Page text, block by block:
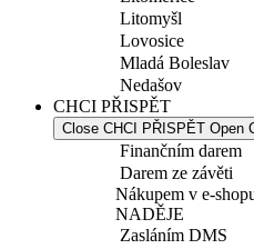
Litomyšl
Lovosice
Mladá Boleslav
Nedašov
CHCI PŘISPĚT
Close CHCI PŘISPĚT Open
Finančním darem
Darem ze závěti
Nákupem v e-
NADĚJE
Zasláním DMS